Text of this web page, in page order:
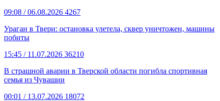
09:08 / 06.08.2026 4267
Ураган в Твери: остановка улетела, сквер уничтожен, машины
побиты
15:45 / 11.07.2026 36210
В страшной аварии в Тверской области погибла спортивная
семья из Чувашии
00:01 / 13.07.2026 18072